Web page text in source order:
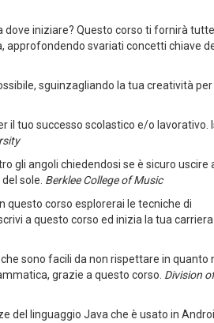
iniziare? Questo corso ti fornirà
approfondendo svariati concetti chiave
sguinzagliando la tua creatività
il tuo successo scolastico e/o lavorativo.
gli angoli chiedendosi se è sicuro uscire
sole. Berklee College of Music
questo corso esplorerai le tecniche di
a questo corso ed inizia la tua
sono facili da non rispettare in quanto
grazie a questo corso. Division of
del linguaggio Java che è usato in